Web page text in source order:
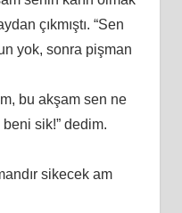
çıkmıştı. “Sen
yok, sonra pişman
bu akşam sen ne
sik!” dedim.
sikecek am